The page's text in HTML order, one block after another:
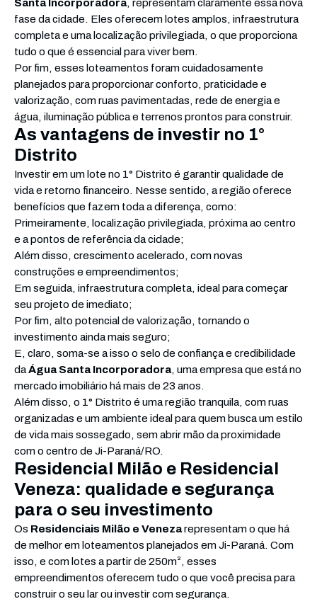
Santa Incorporadora, representam claramente essa nova
fase da cidade. Eles oferecem lotes amplos, infraestrutura
completa e uma localização privilegiada, o que proporciona
tudo o que é essencial para viver bem.
Por fim, esses loteamentos foram cuidadosamente
planejados para proporcionar conforto, praticidade e
valorização, com ruas pavimentadas, rede de energia e
água, iluminação pública e terrenos prontos para construir.
As vantagens de investir no 1°
Distrito
Investir em um lote no 1° Distrito é garantir qualidade de
vida e retorno financeiro. Nesse sentido, a região oferece
benefícios que fazem toda a diferença, como:
Primeiramente, localização privilegiada, próxima ao centro
e a pontos de referência da cidade;
Além disso, crescimento acelerado, com novas
construções e empreendimentos;
Em seguida, infraestrutura completa, ideal para começar
seu projeto de imediato;
Por fim, alto potencial de valorização, tornando o
investimento ainda mais seguro;
E, claro, soma-se a isso o selo de confiança e credibilidade
daÁgua Santa Incorporadora, uma empresa que está no
mercado imobiliário há mais de 23 anos.
Além disso, o 1° Distrito é uma região tranquila, com ruas
organizadas e um ambiente ideal para quem busca um estilo
de vida mais sossegado, sem abrir mão da proximidade
com o centro de Ji-Paraná/RO.
Residencial Milão e Residencial
Veneza: qualidade e segurança
para o seu investimento
Os Residenciais Milão e Venezarepresentam o que há
de melhor em loteamentos planejados em Ji-Paraná. Com
isso, e com lotes a partir de 250m², esses
empreendimentos oferecem tudo o que você precisa para
construir o seu lar ou investir com segurança.